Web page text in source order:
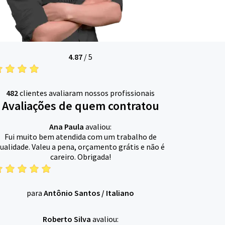
4.87 /5
482clientes avaliaram nossos profissionais
Avaliações de quem contratou
Ana Paula avaliou:
Fui muito bem atendida com um trabalho de
Valeu a pena, orçamento grátis e não é
careiro. Obrigada!
para Antônio Santos / Italiano
Roberto Silva avaliou: